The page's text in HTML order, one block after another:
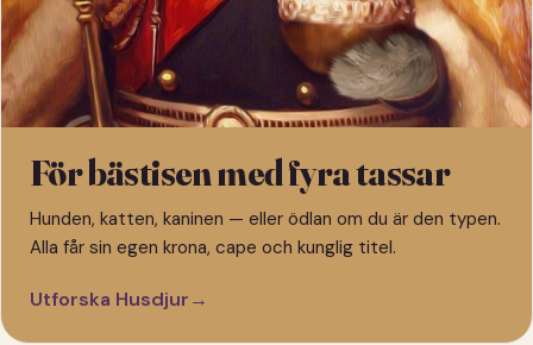
För bästisen med fyra tassar
Hunden, katten, kaninen — eller ödlan om du är den typen.
Alla får sin egen krona, cape och kunglig titel.
Utforska Husdjur→